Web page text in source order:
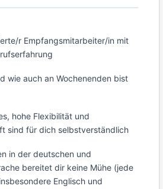
r Empfangsmitarbeiter/in mit
wie auch an Wochenenden bist
hohe Flexibilität und
sind für dich selbstverständlich
in der deutschen und
bereitet dir keine Mühe (jede
Englisch und